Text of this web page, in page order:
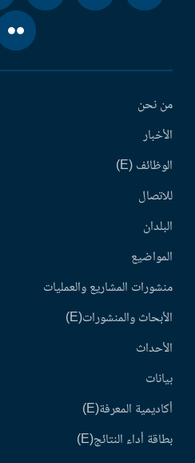
من نحن
الأخبار
الوظائف (E)
للاتصال
البلدان
المواضيع
منشورات المشاريع والعمليات
الأبحاث والمنشورات(E)
الأحداث
بيانات
أكاديمية المعرفة(E)
بطاقة أداء النتائج(E)